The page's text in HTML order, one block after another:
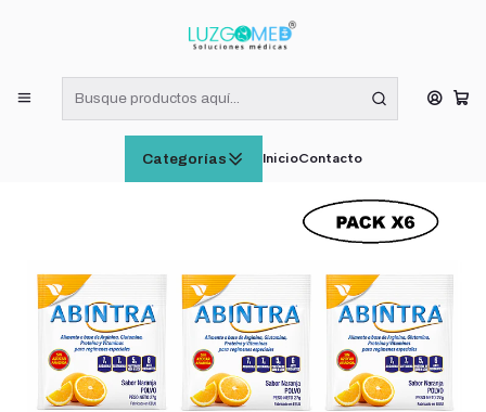
Categorías InicioContacto
¡RECIBE HOY! COMPRAS DE LUNES A VIERNES HASTA LAS 16:00
Inicio
SUPLEMENTOS ALIMENTICIOS
Abintra Sobre Sabor Naranja 27g Pack x6